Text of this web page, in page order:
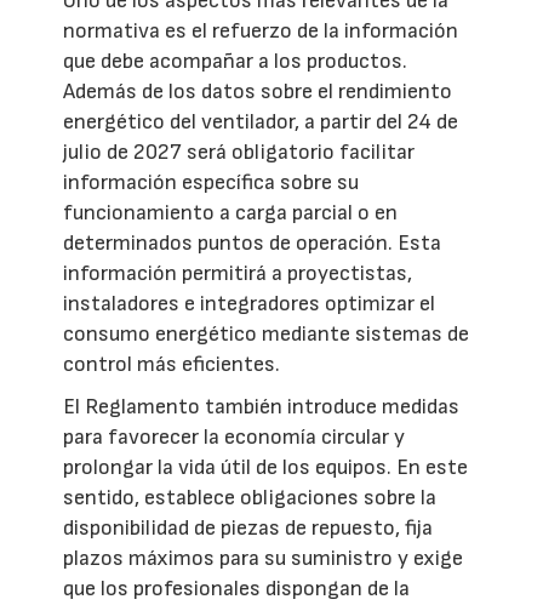
normativa es el refuerzo de la información
que debe acompañar a los productos.
Además de los datos sobre el rendimiento
energético del ventilador, a partir del 24 de
julio de 2027 será obligatorio facilitar
información específica sobre su
funcionamiento a carga parcial o en
determinados puntos de operación. Esta
información permitirá a proyectistas,
instaladores e integradores optimizar el
consumo energético mediante sistemas de
control más eficientes.
El Reglamento también introduce medidas
para favorecer la economía circular y
prolongar la vida útil de los equipos. En este
sentido, establece obligaciones sobre la
disponibilidad de piezas de repuesto, fija
plazos máximos para su suministro y exige
que los profesionales dispongan de la